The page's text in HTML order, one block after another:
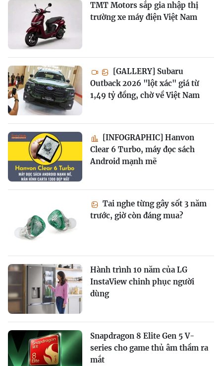
TMT Motors sắp gia nhập thị
trường xe máy điện Việt Nam
[GALLERY] Subaru
Outback 2026 "lột xác" giá từ
1,49 tỷ đồng, chờ về Việt Nam
[INFOGRAPHIC] Hanvon
Clear 6 Turbo, máy đọc sách
Android mạnh mẽ
Tai nghe từng gây sốt 3 năm
trước, giờ còn đáng mua?
Hành trình 10 năm của LG
InstaView chinh phục người
dùng
Snapdragon 8 Elite Gen 5 V-
series cho game thủ âm thầm ra
mắt